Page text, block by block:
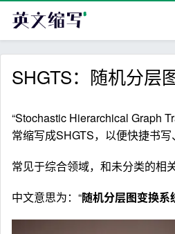
SHGTS：随机分层
“Stochastic Hierarchical Graph
常缩写成SHGTS，以便快捷书写
常见于综合领域，和未分类的相关
中文意思为：“随机分层图变换系